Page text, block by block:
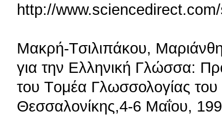
http://
Mακρή-Tσιλιπάκου,
για την Eλληνική Γλώσσα:
του Tομέα Γλωσσολογίας του
Θεσσαλονίκης,4-6 Mαΐου,